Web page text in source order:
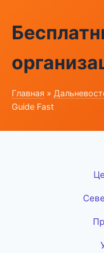
Главная »
Guide Fast